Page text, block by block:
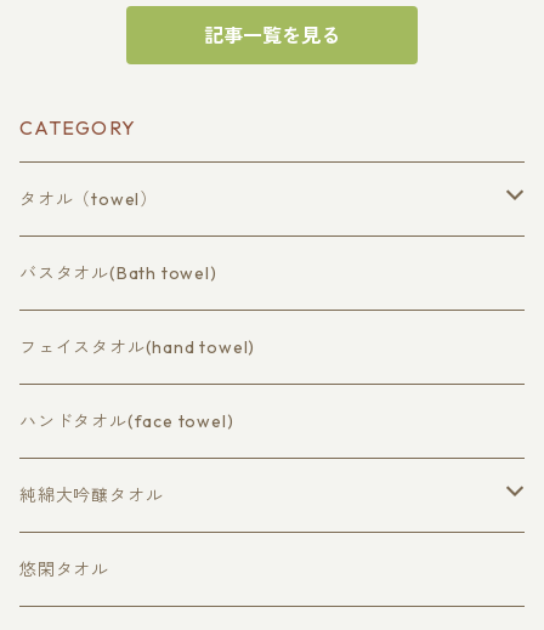
記事一覧を見る
CATEGORY
タオル（towel）
コットン（cotton）
バスタオル（bath towel）
フェイスタオル（hand towel）
ラミーコットン（ramie cotton）
バスタオル（bath）
フェイスタオル（hand）
バスタオル(Bath towel)
フェイスタオル(hand towel)
ハンドタオル(face towel)
純綿大吟醸タオル
大判バスタオル
悠閑タオル